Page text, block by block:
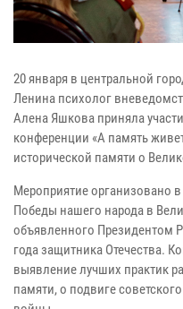
20 января в центральной
Ленина психолог
Алена Яшкова приняла
конференции «А память
исторической памяти о
Мероприятие организовано
Победы нашего народа в
объявленного Президентом
года защитника Отечества.
выявление лучших практик
памяти, о подвиге